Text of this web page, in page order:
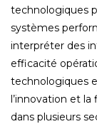
technologiques
systèmes
interpréter des
efficacité
technologiques
l’innovation et
dans plusieurs